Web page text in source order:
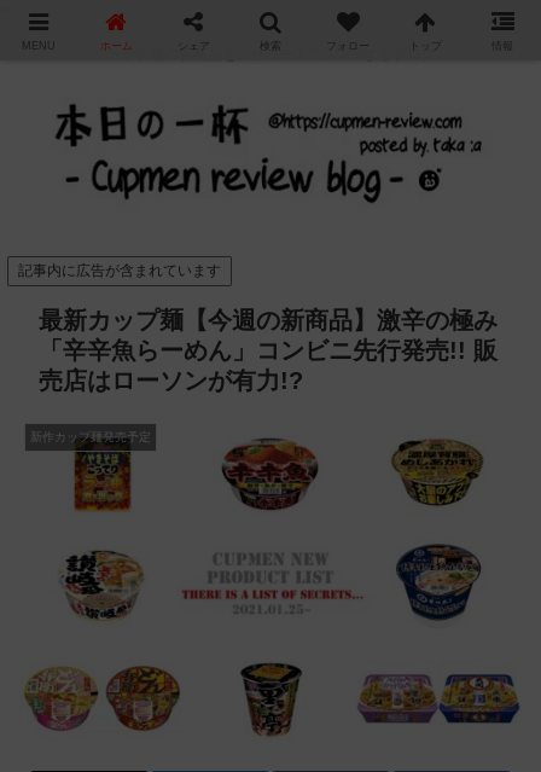
カップ麺の新商品をレビュー / アレンジするブログ
記事内に広告が含まれています
最新カップ麺【今週の新商品】激辛の極み
「辛辛魚らーめん」コンビニ先行発売!! 販
売店はローソンが有力!?
新作カップ麺発売予定
MENU ホーム シェア 検索 フォロー トップ 情報